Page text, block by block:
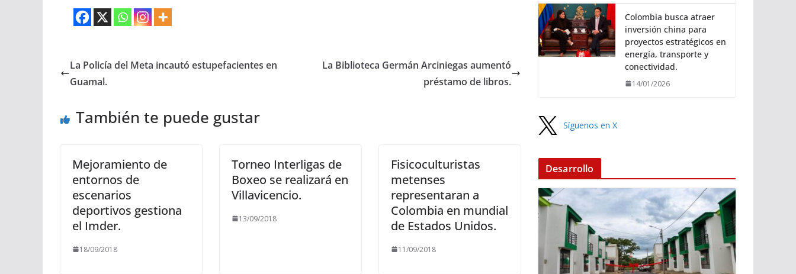
La Policía del Meta incautó estupefacientes en
Guamal.
La Biblioteca Germán Arciniegas aumentó
préstamo de libros.
También te puede gustar
Mejoramiento de
entornos de
escenarios
deportivos gestiona
el Imder.
18/09/2018
Torneo Interligas de
Boxeo se realizará en
Villavicencio.
13/09/2018
Fisicoculturistas
metenses
representaran a
Colombia en mundial
de Estados Unidos.
11/09/2018
Colombia busca atraer
inversión china para
proyectos estratégicos en
energía, transporte y
conectividad.
14/01/2026
Síguenos en X
Desarrollo